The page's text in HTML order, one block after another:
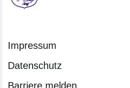
Hessen - Hessisches Ministerium
Impressum
Datenschutz
Barriere melden